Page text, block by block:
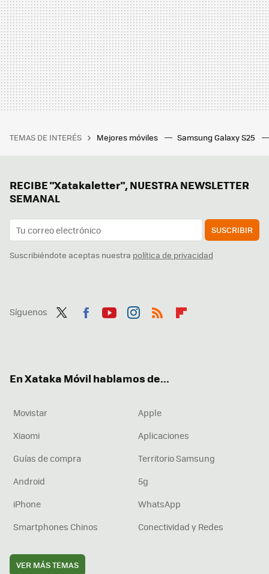
TEMAS DE INTERÉS Mejores móviles Samsung Galaxy S25
RECIBE "Xatakaletter", NUESTRA NEWSLETTER
SEMANAL
SUSCRIBIR
Suscribiéndote aceptas nuestra política de privacidad
Síguenos
En Xataka Móvil hablamos de...
Movistar
Apple
Xiaomi
Aplicaciones
Guías de compra
Territorio Samsung
Android
5g
iPhone
WhatsApp
Smartphones Chinos
Conectividad y Redes
VER MÁS TEMAS